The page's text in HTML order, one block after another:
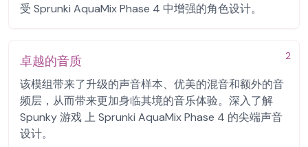
受 Sprunki AquaMix Phase 4 中增强的角色设计。
2
卓越的音质
该模组带来了升级的声音样本、优美的混音和额外的音
频层，从而带来更加身临其境的音乐体验。深入了解
Spunky 游戏 上 Sprunki AquaMix Phase 4 的尖端声音
设计。